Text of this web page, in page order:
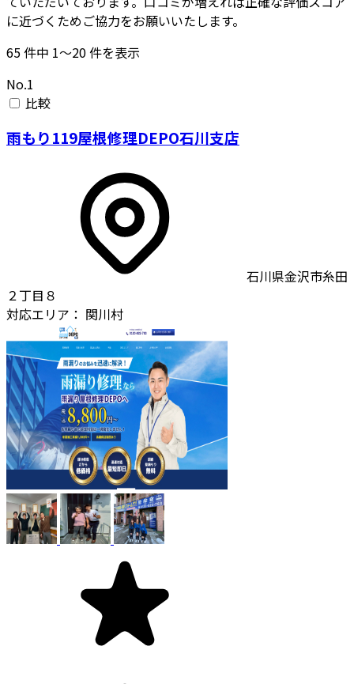
に近づくためご協力をお願いいたします。
65件中 1〜20件を表示
No.1
比較
雨もり119屋根修理DEPO石川支店
石川県金沢市糸田
２丁目８
対応エリア： 関川村